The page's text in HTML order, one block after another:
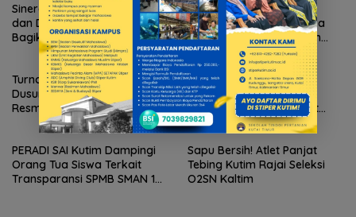
Sinergi Pemuda Lingkungan
dan DPC Rantau Pulung
Bagikan Bibit Cabai, Dorong
Ketahanan Pangan Rumah
Tangga
MPLS SMK Singa Geweh,
Wanda Destra Ajak Siswa
Baru Kenali HIPMAKT dan
Pentingnya Berorganisasi
Turnamen Tenis Meja Antar
Dusun Swargabara Cup 2026
Resmi Ditutup, PTM Dusun
Kabo Jaya Raih Gelar Juara
Ir. Aufa Fadhillah :
Pencangkokan
Kepemimpinan, Merewat
Regenerasi Pemimpin Kutai
Timur
PERADI SAI Kutim Dampingi
Orang Tua Siswa Terkait
Transparansi SPMB SMAN 1
Sapu Bersih! Atlet Panjat
Tebing Kutim Rajai Seleksi
O2SN Kaltim